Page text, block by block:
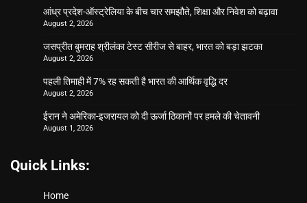
आंध्र प्रदेश-ऑस्ट्रेलिया के बीच चार समझौते, शिक्षा और निवेश को बढ़ावा
August 2, 2026
जसप्रीत बुमराह श्रीलंका टेस्ट सीरीज से बाहर, भारत को बड़ा झटका
August 2, 2026
पहली तिमाही में 7% रह सकती है भारत की आर्थिक वृद्धि दर
August 2, 2026
ईरान ने अमेरिका-इजरायल को दी ऊर्जा ठिकानों पर हमले की चेतावनी
August 1, 2026
Quick Links:
Home